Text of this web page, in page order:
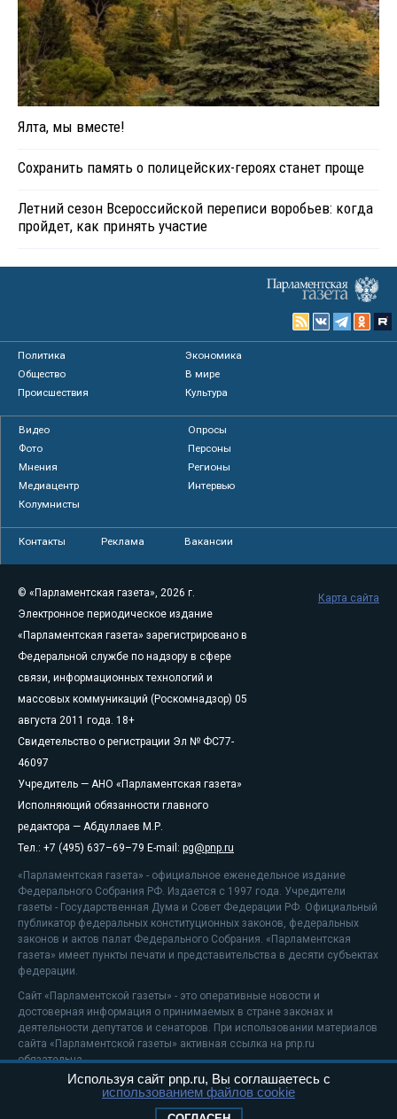
Ялта, мы вместе!
Сохранить память о полицейских-героях станет проще
Летний сезон Всероссийской переписи воробьев: когда
пройдет, как принять участие
Политика
Экономика
Общество
В мире
Происшествия
Культура
Видео
Опросы
Фото
Персоны
Мнения
Регионы
Медиацентр
Интервью
Колумнисты
Контакты Реклама Вакансии
© «Парламентская газета», 2026 г.
Электронное периодическое издание
«Парламентская газета» зарегистрировано в
Федеральной службе по надзору в сфере
связи, информационных технологий и
массовых коммуникаций (Роскомнадзор) 05
августа 2011 года. 18+
Свидетельство о регистрации Эл № ФС77-
46097
Учредитель — АНО «Парламентская газета»
Исполняющий обязанности главного
редактора — Абдуллаев М.Р.
Тел.: +7 (495) 637–69–79 E-mail: pg@pnp.ru
«Парламентская газета» - официальное еженедельное издание
Федерального Собрания РФ. Издается с 1997 года. Учредители
газеты - Государственная Дума и Совет Федерации РФ. Официальный
публикатор федеральных конституционных законов, федеральных
законов и актов палат Федерального Собрания. «Парламентская
газета» имеет пункты печати и представительства в десяти субъектах
федерации.
Сайт «Парламентской газеты» - это оперативные новости и
достоверная информация о принимаемых в стране законах и
деятельности депутатов и сенаторов. При использовании материалов
сайта «Парламентской газеты» активная ссылка на pnp.ru
обязательна.
На информационном ресурсе применяютсярекомендательные
Карта сайта
Используя сайт pnp.ru, Вы соглашаетесь с
использованием файлов cookie